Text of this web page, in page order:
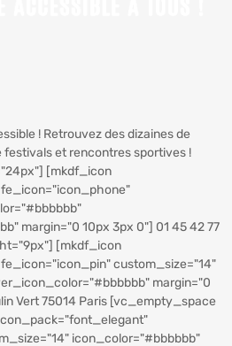
! Retrouvez des dizaines de
et rencontres sportives !
[mkdf_icon
margin="0 10px 3px 0"] 01 45 42 77
[mkdf_icon
custom_size="14"
margin="0
Vert 75014 Paris [vc_empty_space
icon_color="#bbbbbb"